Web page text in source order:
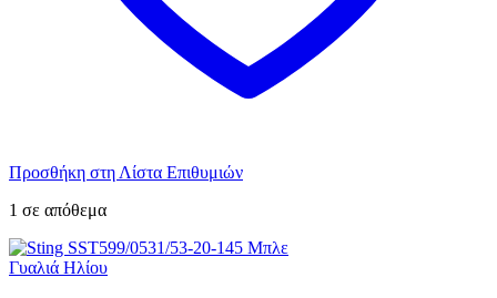
Προσθήκη στη Λίστα Επιθυμιών
1 σε απόθεμα
Γυαλιά Ηλίου